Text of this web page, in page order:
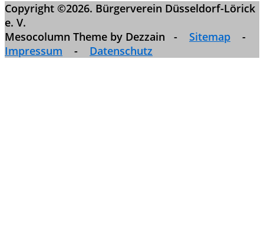
Copyright ©2026. Bürgerverein Düsseldorf-Lörick
e. V.
Mesocolumn Theme by Dezzain - Sitemap -
Impressum - Datenschutz